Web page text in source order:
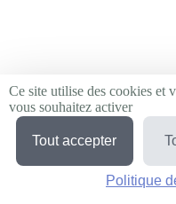
Ce site utilise des cookies et
vous souhaitez activer
Tout accepter
Politique